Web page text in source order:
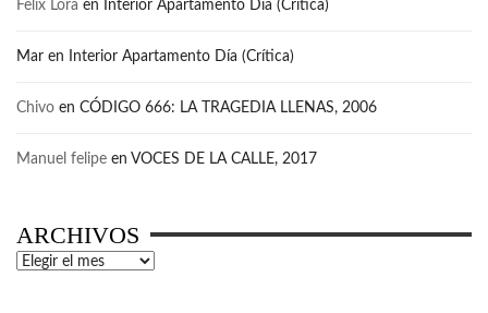
Felix Lora en Interior Apartamento Día (Crítica)
Mar en Interior Apartamento Día (Crítica)
Chivo en CÓDIGO 666: LA TRAGEDIA LLENAS, 2006
Manuel felipe en VOCES DE LA CALLE, 2017
ARCHIVOS
Archivos